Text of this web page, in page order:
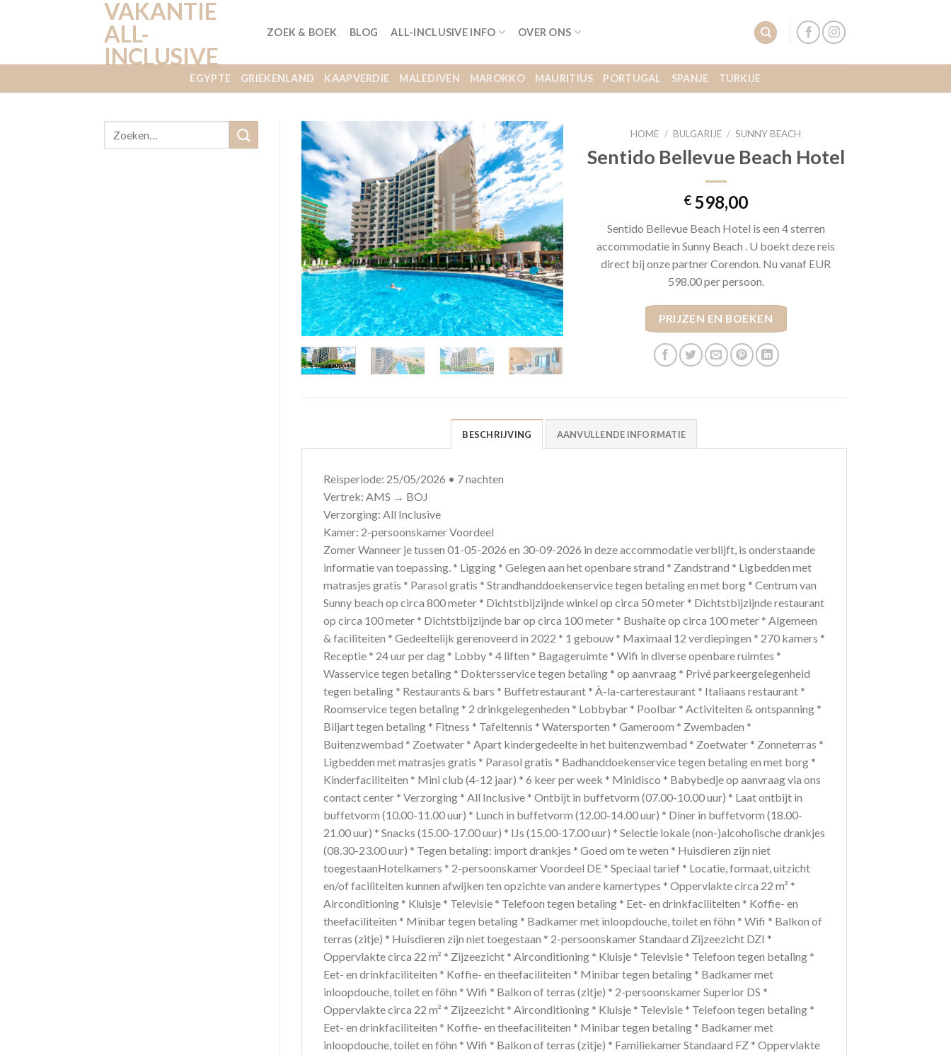
VAKANTIE
ALL-
INCLUSIVE
ZOEK & BOEK BLOG ALL-INCLUSIVE INFO OVER ONS
EGYPTE GRIEKENLAND KAAPVERDIE MALEDIVEN MAROKKO MAURITIUS PORTUGAL SPANJE TURKIJE
HOME / BULGARIJE / SUNNY BEACH
Sentido Bellevue Beach Hotel
€ 598,00
Sentido Bellevue Beach Hotel is een 4 sterren
accommodatie in Sunny Beach . U boekt deze reis
direct bij onze partner Corendon. Nu vanaf EUR
598.00 per persoon.
PRIJZEN EN BOEKEN
BESCHRIJVING AANVULLENDE INFORMATIE
Reisperiode: 25/05/2026 • 7 nachten
Vertrek: AMS → BOJ
Verzorging: All Inclusive
Kamer: 2-persoonskamer Voordeel
Zomer Wanneer je tussen 01-05-2026 en 30-09-2026 in deze accommodatie verblijft, is onderstaande
informatie van toepassing. * Ligging * Gelegen aan het openbare strand * Zandstrand * Ligbedden met
matrasjes gratis * Parasol gratis * Strandhanddoekenservice tegen betaling en met borg * Centrum van
Sunny beach op circa 800 meter * Dichtstbijzijnde winkel op circa 50 meter * Dichtstbijzijnde restaurant
op circa 100 meter * Dichtstbijzijnde bar op circa 100 meter * Bushalte op circa 100 meter * Algemeen
& faciliteiten * Gedeeltelijk gerenoveerd in 2022 * 1 gebouw * Maximaal 12 verdiepingen * 270 kamers *
Receptie * 24 uur per dag * Lobby * 4 liften * Bagageruimte * Wifi in diverse openbare ruimtes *
Wasservice tegen betaling * Doktersservice tegen betaling * op aanvraag * Privé parkeergelegenheid
tegen betaling * Restaurants & bars * Buffetrestaurant * À-la-carterestaurant * Italiaans restaurant *
Roomservice tegen betaling * 2 drinkgelegenheden * Lobbybar * Poolbar * Activiteiten & ontspanning *
Biljart tegen betaling * Fitness * Tafeltennis * Watersporten * Gameroom * Zwembaden *
Buitenzwembad * Zoetwater * Apart kindergedeelte in het buitenzwembad * Zoetwater * Zonneterras *
Ligbedden met matrasjes gratis * Parasol gratis * Badhanddoekenservice tegen betaling en met borg *
Kinderfaciliteiten * Mini club (4-12 jaar) * 6 keer per week * Minidisco * Babybedje op aanvraag via ons
contact center * Verzorging * All Inclusive * Ontbijt in buffetvorm (07.00-10.00 uur) * Laat ontbijt in
buffetvorm (10.00-11.00 uur) * Lunch in buffetvorm (12.00-14.00 uur) * Diner in buffetvorm (18.00-
21.00 uur) * Snacks (15.00-17.00 uur) * IJs (15.00-17.00 uur) * Selectie lokale (non-)alcoholische drankjes
(08.30-23.00 uur) * Tegen betaling: import drankjes * Goed om te weten * Huisdieren zijn niet
toegestaanHotelkamers * 2-persoonskamer Voordeel DE * Speciaal tarief * Locatie, formaat, uitzicht
en/of faciliteiten kunnen afwijken ten opzichte van andere kamertypes * Oppervlakte circa 22 m² *
Airconditioning * Kluisje * Televisie * Telefoon tegen betaling * Eet- en drinkfaciliteiten * Koffie- en
theefaciliteiten * Minibar tegen betaling * Badkamer met inloopdouche, toilet en föhn * Wifi * Balkon of
terras (zitje) * Huisdieren zijn niet toegestaan * 2-persoonskamer Standaard Zijzeezicht DZI *
Oppervlakte circa 22 m² * Zijzeezicht * Airconditioning * Kluisje * Televisie * Telefoon tegen betaling *
Eet- en drinkfaciliteiten * Koffie- en theefaciliteiten * Minibar tegen betaling * Badkamer met
inloopdouche, toilet en föhn * Wifi * Balkon of terras (zitje) * 2-persoonskamer Superior DS *
Oppervlakte circa 22 m² * Zijzeezicht * Airconditioning * Kluisje * Televisie * Telefoon tegen betaling *
Eet- en drinkfaciliteiten * Koffie- en theefaciliteiten * Minibar tegen betaling * Badkamer met
inloopdouche, toilet en föhn * Wifi * Balkon of terras (zitje) * Familiekamer Standaard FZ * Oppervlakte